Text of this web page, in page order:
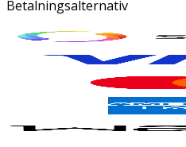
Betalningsalternativ